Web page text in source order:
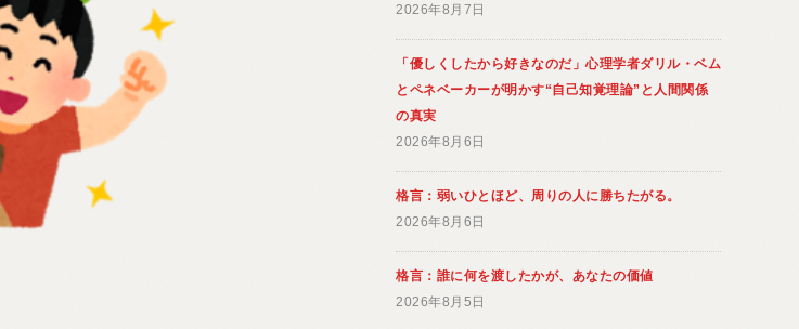
2026年8月7日
「優しくしたから好きなのだ」心理学者ダリル・ベム
とペネベーカーが明かす“自己知覚理論”と人間関係
の真実
2026年8月6日
格言：弱いひとほど、周りの人に勝ちたがる。
2026年8月6日
格言：誰に何を渡したかが、あなたの価値
2026年8月5日